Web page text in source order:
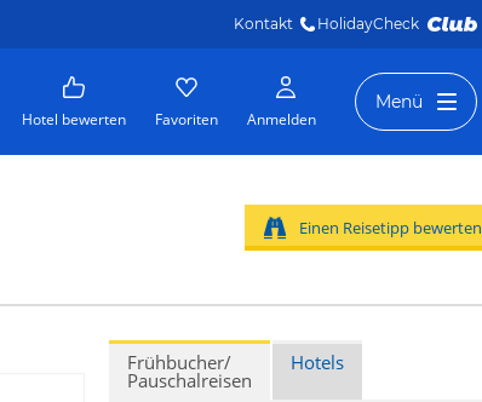
Kontakt HolidayCheck
Hotel bewerten Favoriten Anmelden
Menü
Einen Reisetipp bewerten
Frühbucher/
Pauschalreisen
Hotels